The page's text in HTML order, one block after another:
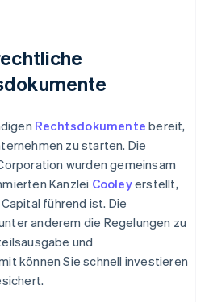
Rechtsdokumente bereit,
zu starten. Die
wurden gemeinsam
Kanzlei Cooleyerstellt,
führend ist. Die
anderem die Regelungen zu
und
können Sie schnell investieren